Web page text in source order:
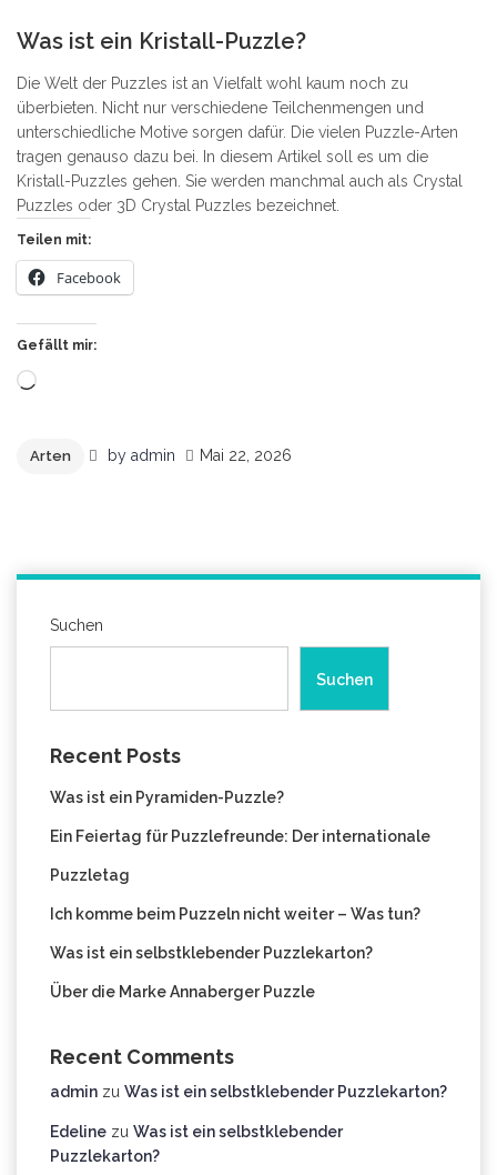
Was ist ein Kristall-Puzzle?
Die Welt der Puzzles ist an Vielfalt wohl kaum noch zu
überbieten. Nicht nur verschiedene Teilchenmengen und
unterschiedliche Motive sorgen dafür. Die vielen Puzzle-Arten
tragen genauso dazu bei. In diesem Artikel soll es um die
Kristall-Puzzles gehen. Sie werden manchmal auch als Crystal
Puzzles oder 3D Crystal Puzzles bezeichnet.
Teilen mit:
Facebook
Gefällt mir:
Wird
Arten by admin Mai 22, 2026
Suchen
Suchen
Recent Posts
Was ist ein Pyramiden-Puzzle?
Ein Feiertag für Puzzlefreunde: Der internationale
Puzzletag
Ich komme beim Puzzeln nicht weiter – Was tun?
Was ist ein selbstklebender Puzzlekarton?
Über die Marke Annaberger Puzzle
Recent Comments
admin zu Was ist ein selbstklebender Puzzlekarton?
Edeline zu Was ist ein selbstklebender
Puzzlekarton?